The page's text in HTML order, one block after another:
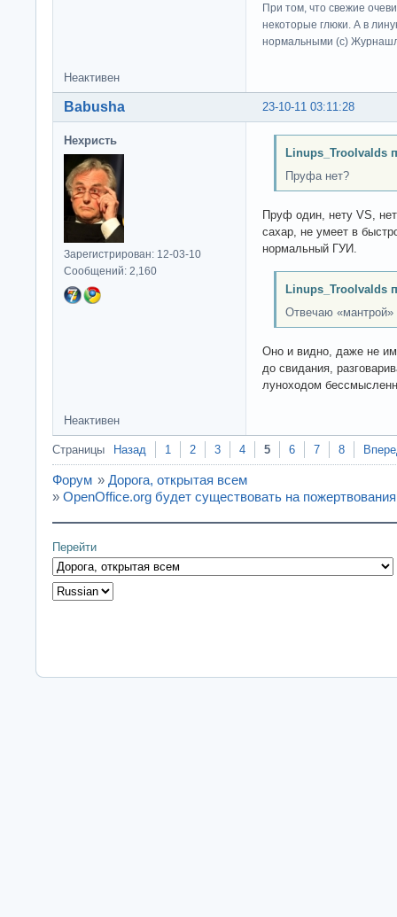
При том, что свежие
некоторые глюки. А в
нормальными (c)
Неактивен
23-10-11 03:11:28
Babusha
Нехристь
Зарегистрирован: 12-03-10
Сообщений: 2,160
Linups_Troolvalds
Пруфа нет?
Пруф один, нету VS,
сахар, не умеет в
нормальный ГУИ.
Linups_Troolvalds
Отвечаю «мантрой»
Оно и видно, даже не
до свидания,
луноходом
Неактивен
Страницы Назад 1 2 3 4 5 6 7 8
Форум » Дорога, открытая всем
» OpenOffice.org будет существовать на пожертвования
Перейти